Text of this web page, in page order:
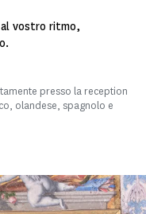
vostro ritmo,
presso la reception
olandese, spagnolo e